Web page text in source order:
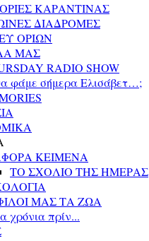
ΚΑΡΑΝΤΙΝΑΣ
ΔΙΑΔΡΟΜΕΣ
ΟΡΙΩΝ
ΜΑΣ
RADIO SHOW
φάμε σήμερα Ελισάβετ…;
ΚΕΙΜΕΝΑ
ΤΟ ΣΧΟΛΙΟ ΤΗΣ ΗΜΕΡΑΣ
ΜΑΣ ΤΑ ΖΩΑ
χρόνια πρίν...